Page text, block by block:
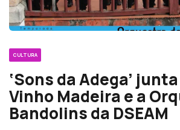
CULTURA
‘Sons da Adega’
Vinho Madeira e a
Bandolins da DSEAM